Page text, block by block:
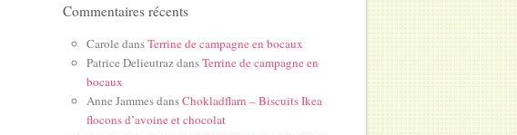
Commentaires récents
Carole dansTerrine de campagne en bocaux
Patrice DelieutrazdansTerrine de campagne en
bocaux
Anne JammesdansChokladflarn – Biscuits Ikea
flocons d’avoine et chocolat